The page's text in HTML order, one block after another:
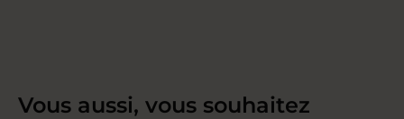
Vous aussi, vous souhaitez